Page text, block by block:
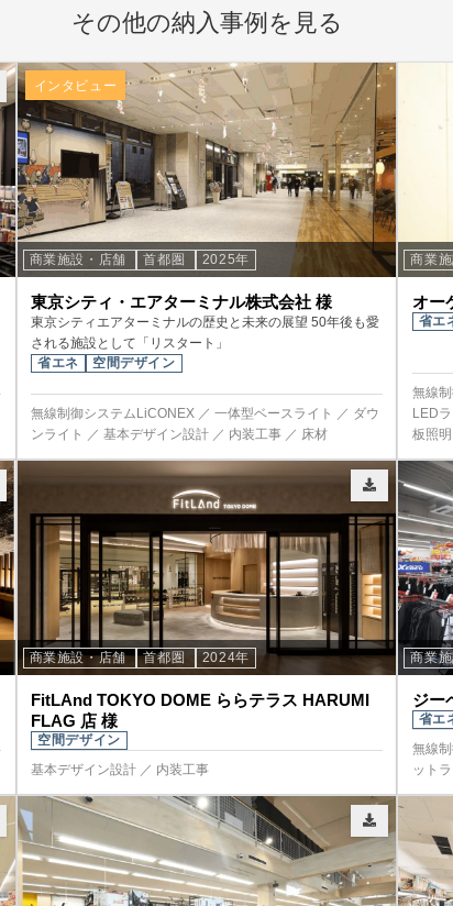
その他の納入事例を見る
インタビュー
商業施設・店舗 首都圏 2025年
東京シティ・エアターミナル株式会社 様
東京シティエアターミナルの歴史と未来の展望 50年後も愛
される施設として「リスタート」
省エネ
空間デザイン
無線制御システムLiCONEX ／ 一体型ベースライト ／ ダウ
ンライト ／ 基本デザイン設計 ／ 内装工事 ／ 床材
商業
オー
省エ
無線
LED
板照
商業施設・店舗 首都圏 2024年
FitLAnd TOKYO DOME ららテラス HARUMI
FLAG 店 様
空間デザイン
基本デザイン設計 ／ 内装工事
商業
ジー
省エ
無線
ット